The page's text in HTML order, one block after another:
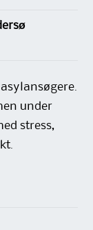
under
stress,